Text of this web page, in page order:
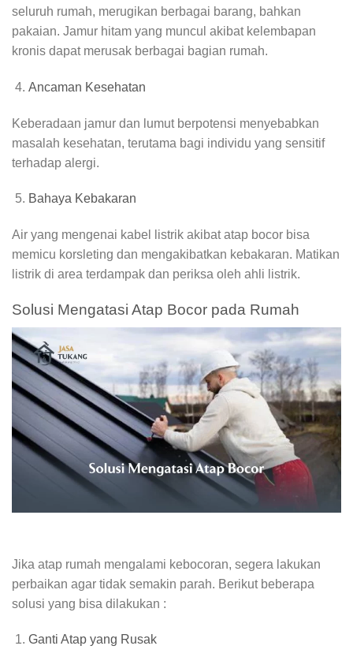
seluruh rumah, merugikan berbagai barang, bahkan
pakaian. Jamur hitam yang muncul akibat kelembapan
kronis dapat merusak berbagai bagian rumah.
Ancaman Kesehatan
Keberadaan jamur dan lumut berpotensi menyebabkan
masalah kesehatan, terutama bagi individu yang sensitif
terhadap alergi.
Bahaya Kebakaran
Air yang mengenai kabel listrik akibat atap bocor bisa
memicu korsleting dan mengakibatkan kebakaran. Matikan
listrik di area terdampak dan periksa oleh ahli listrik.
Solusi Mengatasi Atap Bocor pada Rumah
Jika atap rumah mengalami kebocoran, segera lakukan
perbaikan agar tidak semakin parah. Berikut beberapa
solusi yang bisa dilakukan :
Ganti Atap yang Rusak